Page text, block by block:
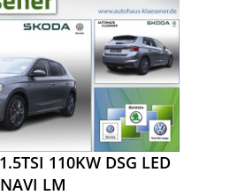
110KW DSG LED
LM